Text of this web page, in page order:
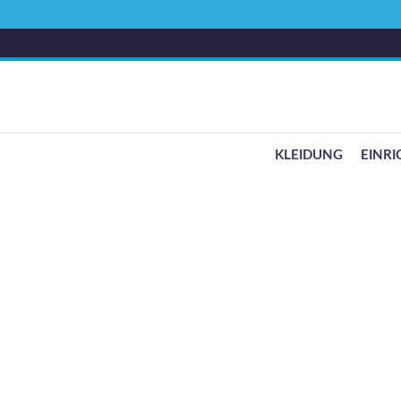
KLEIDUNG